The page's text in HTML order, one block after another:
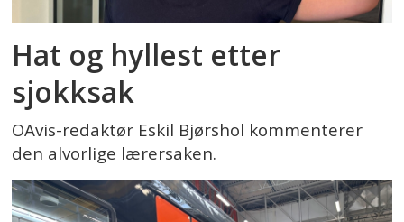
Hat og hyllest etter
sjokksak
OAvis-redaktør Eskil Bjørshol kommenterer
den alvorlige lærersaken.